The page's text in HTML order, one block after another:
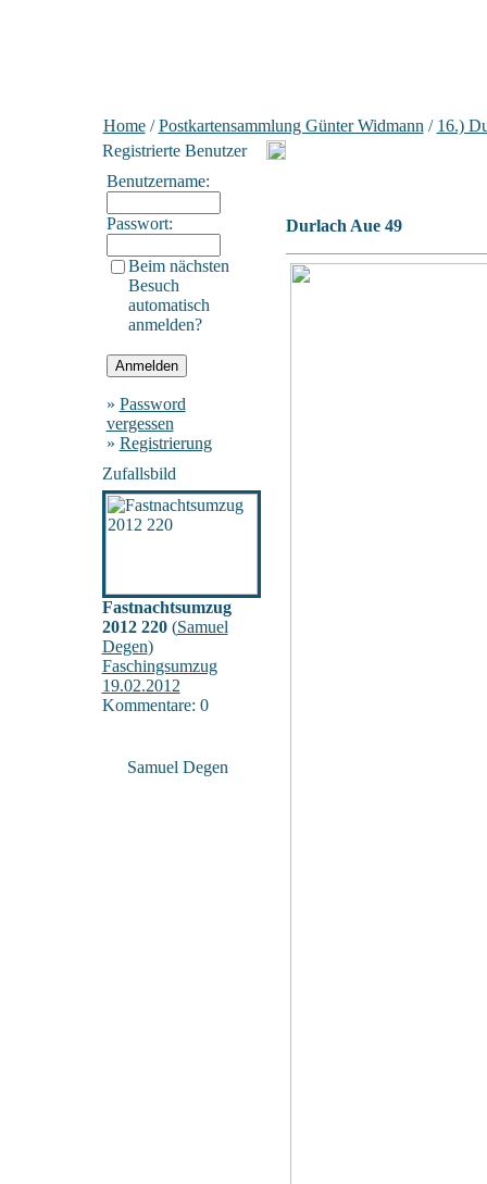
Home/Postkartensammlung Günter Widmann / 16.)
Registrierte Benutzer
Benutzername:
Passwort:
Beim nächsten
Besuch
automatisch
anmelden?
» Password
vergessen
» Registrierung
Zufallsbild
Fastnachtsumzug
2012 220(Samuel
Degen)
Faschingsumzug
19.02.2012
Kommentare: 0
Samuel Degen
Durlach Aue 49